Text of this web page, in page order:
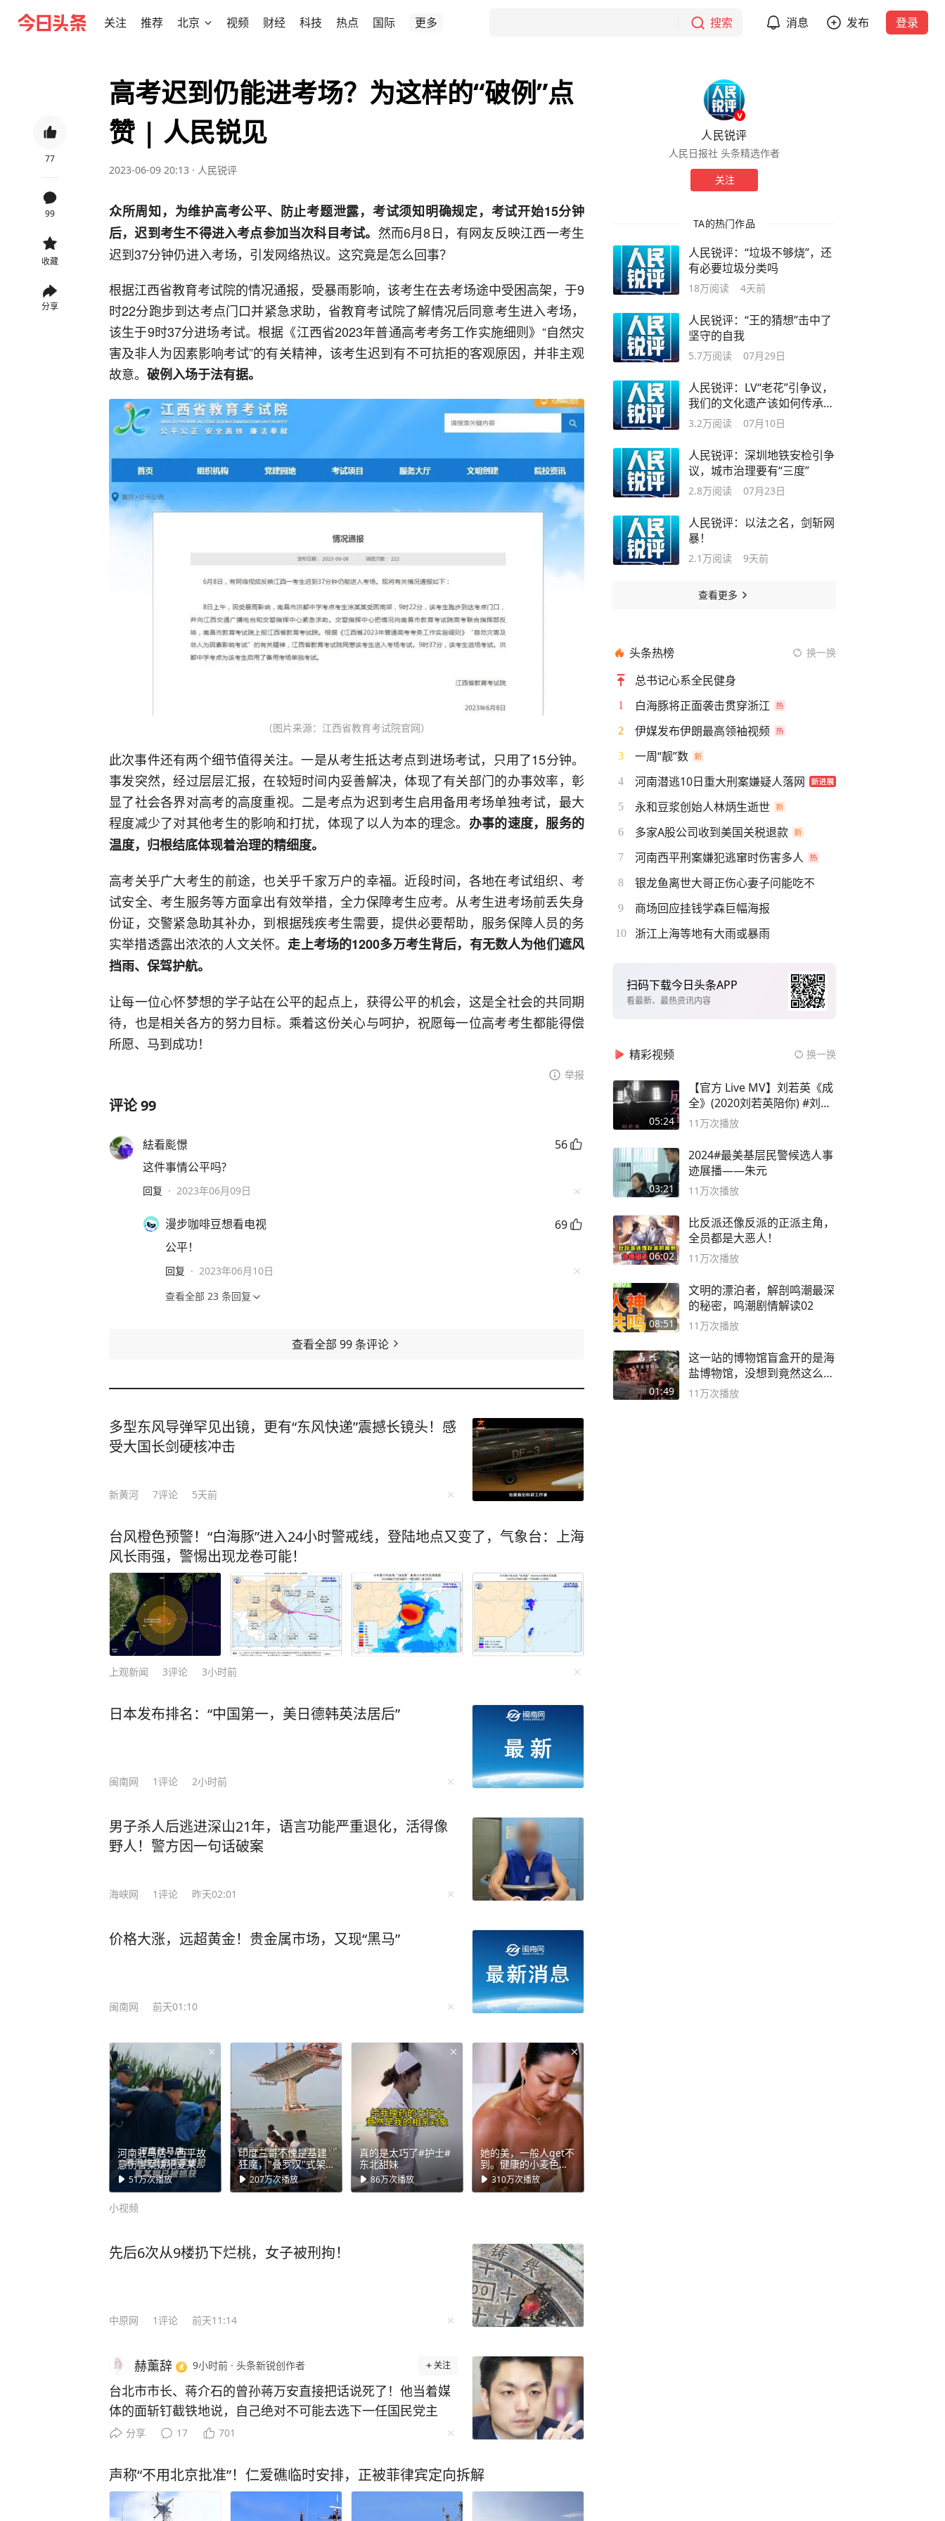
关注 推荐 北京 视频 财经 科技 热点 国际 更多 搜索 消息 发布 登录
77
99
收藏
分享
高考迟到仍能进考场？为这样的“破例”点
赞 | 人民锐见
2023-06-09 20:13 · 人民锐评
众所周知，为维护高考公平、防止考题泄露，考试须知明确规定，考试开始15分钟
后，迟到考生不得进入考点参加当次科目考试。 然而6月8日，有网友反映江西一考生
迟到37分钟仍进入考场，引发网络热议。这究竟是怎么回事？
根据江西省教育考试院的情况通报，受暴雨影响，该考生在去考场途中受困高架，于9
时22分跑步到达考点门口并紧急求助，省教育考试院了解情况后同意考生进入考场，
该生于9时37分进场考试。根据《江西省2023年普通高考考务工作实施细则》“自然灾
害及非人为因素影响考试”的有关精神，该考生迟到有不可抗拒的客观原因，并非主观
故意。 破例入场于法有据。
（图片来源：江西省教育考试院官网）
此次事件还有两个细节值得关注。一是从考生抵达考点到进场考试，只用了15分钟。
事发突然，经过层层汇报，在较短时间内妥善解决，体现了有关部门的办事效率，彰
显了社会各界对高考的高度重视。二是考点为迟到考生启用备用考场单独考试，最大
程度减少了对其他考生的影响和打扰，体现了以人为本的理念。 办事的速度，服务的
温度，归根结底体现着治理的精细度。
高考关乎广大考生的前途，也关乎千家万户的幸福。近段时间，各地在考试组织、考
试安全、考生服务等方面拿出有效举措，全力保障考生应考。从考生进考场前丢失身
份证，交警紧急助其补办，到根据残疾考生需要，提供必要帮助，服务保障人员的务
实举措透露出浓浓的人文关怀。 走上考场的1200多万考生背后，有无数人为他们遮风
挡雨、保驾护航。
让每一位心怀梦想的学子站在公平的起点上，获得公平的机会，这是全社会的共同期
待，也是相关各方的努力目标。乘着这份关心与呵护，祝愿每一位高考考生都能得偿
所愿、马到成功！
举报
评论99
紶看颩憬
56
这件事情公平吗?
回复 · 2023年06月09日
漫步咖啡豆想看电视
69
公平！
回复 · 2023年06月10日
查看全部 23 条回复
查看全部 99条评论
多型东风导弹罕见出镜，更有“东风快递”震撼长镜头！感
受大国长剑硬核冲击
新黄河 7评论 5天前
台风橙色预警！“白海豚”进入24小时警戒线，登陆地点又变了，气象台：上海
风长雨强，警惕出现龙卷可能！
上观新闻 3评论 3小时前
日本发布排名：“中国第一，美日德韩英法居后”
闽南网 1评论 2小时前
男子杀人后逃进深山21年，语言功能严重退化，活得像
野人！警方因一句话破案
海峡网 1评论 昨天02:01
价格大涨，远超黄金！贵金属市场，又现“黑马”
闽南网 前天01:10
河南驻马店：西平故
意伤害案嫌犯夏某钢
已被抓获，其逃窜躲
藏过程中伤害多人
51万次播放
印度三哥不愧是基建
狂魔，"叠罗汉"式架
桥，小小桥墩先撑起
这么大一座桥面
207万次播放
真的是太巧了#护士#
东北甜妹
86万次播放
她的美，一般人get不
到。健康的小麦色肌
肤充满力量感
310万次播放
小视频
先后6次从9楼扔下烂桃，女子被刑拘！
中原网 1评论 前天11:14
赫薰辞 9小时前 · 头条新锐创作者 关注
台北市市长、蒋介石的曾孙蒋万安直接把话说死了！他当着媒
体的面斩钉截铁地说，自己绝对不可能去选下一任国民党主
席。想当年蒋经国走了之后，蒋家在台湾政坛就慢慢没那么显
有蒋万安接了他爸蒋孝严的 “政治活”。 如今岛内政治氛围已
经变了味，只要两岸局势稍有波动，民进党就会借机炒作“威权
复辟”，把历史旧账全部扣在蒋万安头上。 不管他如何务实施
分享 17 701
声称“不用北京批准”！仁爱礁临时安排，正被菲律宾定向拆解
人民锐评
人民日报社 头条精选作者
关注
TA的热门作品
人民锐评：“垃圾不够烧”，还
有必要垃圾分类吗
18万阅读 4天前
人民锐评：“王的猜想”击中了
坚守的自我
5.7万阅读 07月29日
人民锐评：LV“老花”引争议，
我们的文化遗产该如何传承保
护
3.2万阅读 07月10日
人民锐评：深圳地铁安检引争
议，城市治理要有“三度”
2.8万阅读 07月23日
人民锐评：以法之名，剑斩网
暴！
2.1万阅读 9天前
查看更多
头条热榜 换一换
总书记心系全民健身
1 白海豚将正面袭击贯穿浙江
2 伊媒发布伊朗最高领袖视频
3 一周“靓”数
4 河南潜逃10日重大刑案嫌疑人落网
5 永和豆浆创始人林炳生逝世
6 多家A股公司收到美国关税退款
7 河南西平刑案嫌犯逃窜时伤害多人
8 银龙鱼离世大哥正伤心妻子问能吃不
9 商场回应挂钱学森巨幅海报
10 浙江上海等地有大雨或暴雨
扫码下载今日头条APP
看最新、最热资讯内容
精彩视频 换一换
05:24
【官方 Live MV】刘若英《成
全》(2020刘若英陪你) #刘若
英 #成全
11万次播放
03:21
2024#最美基层民警候选人事
迹展播——朱元
11万次播放
06:02
比反派还像反派的正派主角，
全员都是大恶人！
11万次播放
08:51
文明的漂泊者，解剖鸣潮最深
的秘密，鸣潮剧情解读02
11万次播放
01:49
这一站的博物馆盲盒开的是海
盐博物馆，没想到竟然这么好
逛！
11万次播放